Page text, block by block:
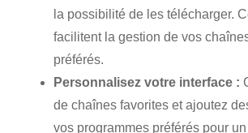
la possibilité de les télécharger.
facilitent la gestion de vos
préférés.
Personnalisez votre interface :
de chaînes favorites et ajoutez
vos programmes préférés pour